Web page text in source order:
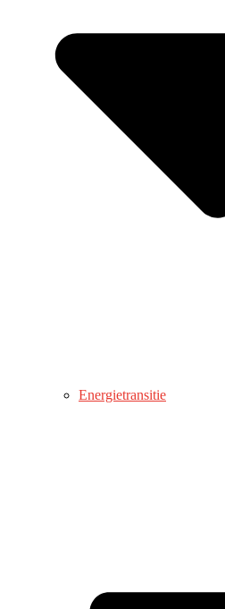
Energietransitie